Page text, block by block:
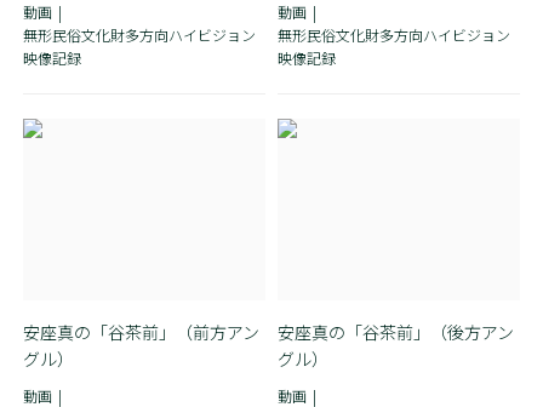
動画
無形民俗文化財多方向ハイビジョン
映像記録
動画
無形民俗文化財多方向ハイビジョン
映像記録
安座真の「谷茶前」（前方アン
グル）
動画
安座真の「谷茶前」（後方アン
グル）
動画